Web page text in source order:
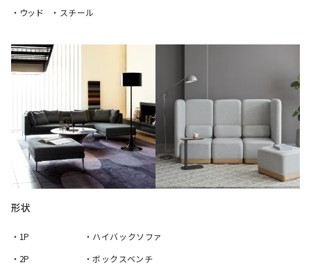
・ウッド ・スチール
形状
・1P
・2P
・ハイバックソファ
・ボックスベンチ